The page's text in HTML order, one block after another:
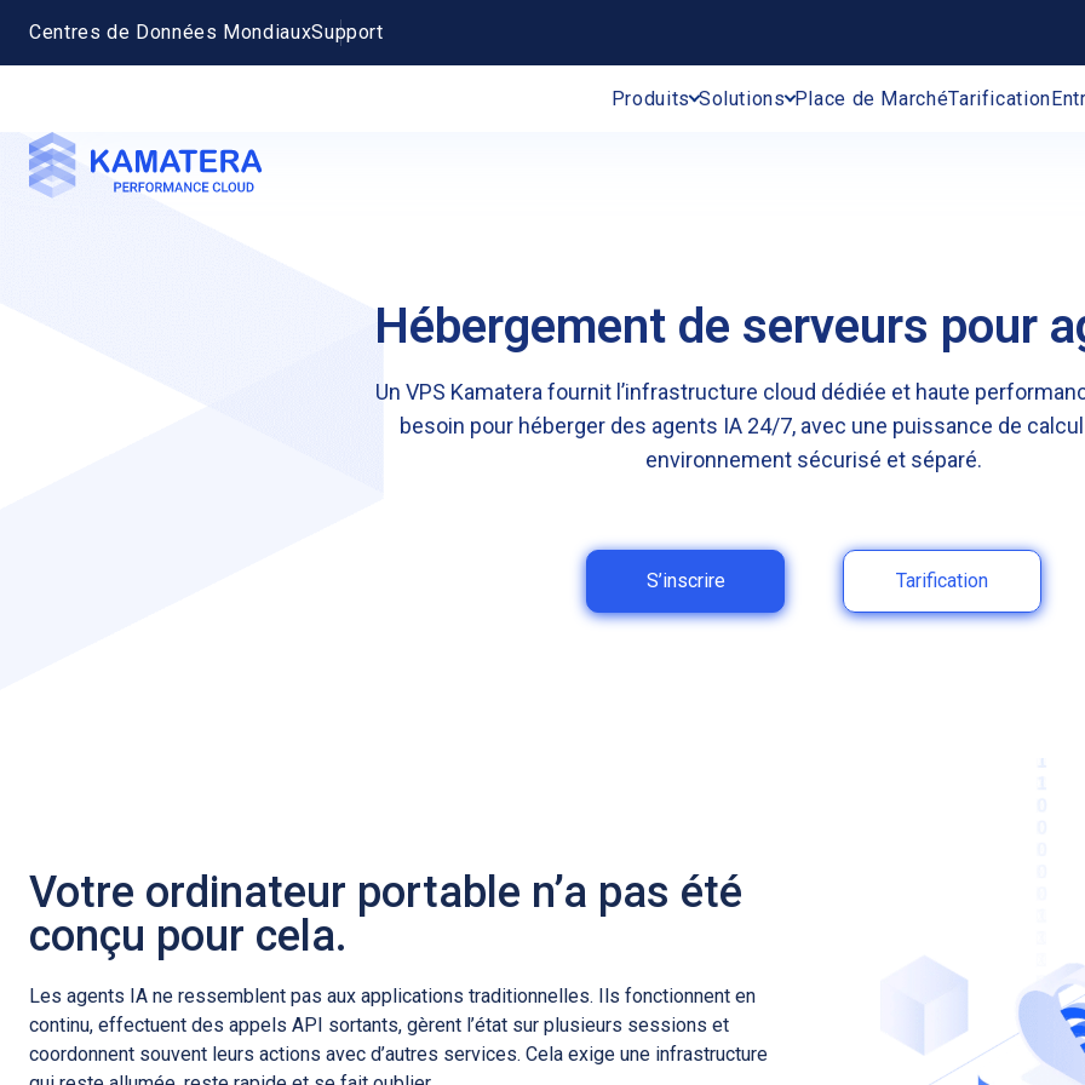
Centres de Données MondiauxSupport
Produits Solutions Place de MarchéTarification
Hébergement de serveurs pour
Un VPS Kamatera fournit l’infrastructure cloud dédiée et haute
besoin pour héberger des agents IA 24/7, avec une puissance de
environnement sécurisé et séparé.
S’inscrire Tarification
Votre ordinateur portable n’a pas été
conçu pour cela.
Les agents IA ne ressemblent pas aux applications traditionnelles. Ils fonctionnent en
continu, effectuent des appels API sortants, gèrent l’état sur plusieurs sessions et
coordonnent souvent leurs actions avec d’autres services. Cela exige une infrastructure